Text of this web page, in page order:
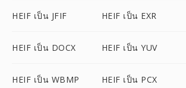
HEIF เป็น JFIF HEIF เป็น EXR
HEIF เป็น DOCX HEIF เป็น YUV
HEIF เป็น WBMP HEIF เป็น PCX